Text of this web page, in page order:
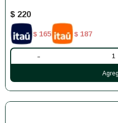
$ 220
$ 165 $ 187
-